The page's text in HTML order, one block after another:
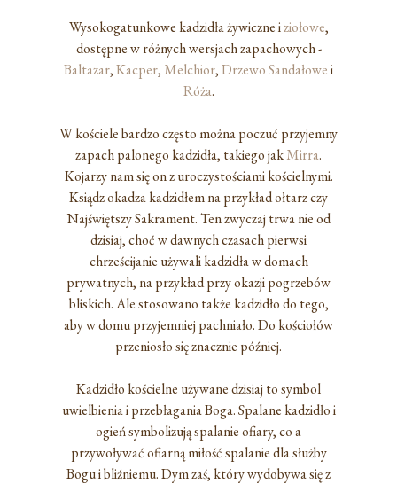
Wysokogatunkowe kadzidła żywiczne iziołowe,
dostępne w różnych wersjach zapachowych -
Baltazar,Kacper, Melchior,Drzewo Sandałowei
Róża.
W kościele bardzo często można poczuć przyjemny
zapach palonego kadzidła, takiego jakMirra.
Kojarzy nam się on z uroczystościami kościelnymi.
Ksiądz okadza kadzidłem na przykład ołtarz czy
Najświętszy Sakrament. Ten zwyczaj trwa nie od
dzisiaj, choć w dawnych czasach pierwsi
chrześcijanie używali kadzidła w domach
prywatnych, na przykład przy okazji pogrzebów
bliskich. Ale stosowano także kadzidło do tego,
aby w domu przyjemniej pachniało. Do kościołów
przeniosło się znacznie później.
Kadzidło kościelne używane dzisiaj to symbol
uwielbienia i przebłagania Boga. Spalane kadzidło i
ogień symbolizują spalanie ofiary, co a
przywoływać ofiarną miłość spalanie dla służby
Bogu i bliźniemu. Dym zaś, który wydobywa się z